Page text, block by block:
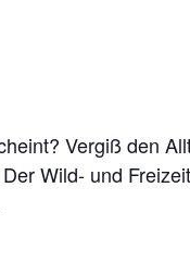
Vergiß den
Wild- und